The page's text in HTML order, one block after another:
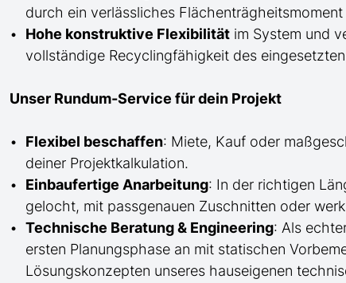
durch ein verlässliches
Hohe konstruktive Flexibilität im System und
vollständige Recyclingfähigkeit des
Unser Rundum-Service für dein Projekt
Flexibel beschaffen: Miete, Kauf oder
deiner Projektkalkulation.
Einbaufertige Anarbeitung: In der richtigen
gelocht, mit passgenauen Zuschnitten oder
Technische Beratung & Engineering: Als
ersten Planungsphase an mit statischen
Lösungskonzepten unseres hauseigenen